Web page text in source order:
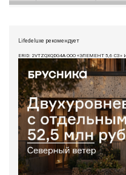
Lifedeluxe рекомендует
ERID: 2VTZQXQDG4A ООО «ЭЛЕМЕНТ 5,6